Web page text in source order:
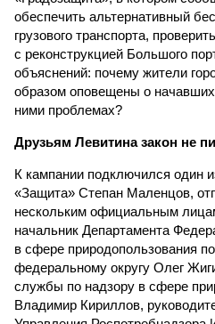
обеспечить альтернативный
грузового транспорта,
с реконструкцией Большого
объяснений: почему жители
образом оповещены о
ними проблемах?
Друзьям Левитина закон не
К кампании подключился один
«Защита» Степан Маленцов,
нескольким официальным
начальник Департамента
в сфере природопользования
федеральному округу Олег
службы по надзору в сфере
Владимир Кириллов,